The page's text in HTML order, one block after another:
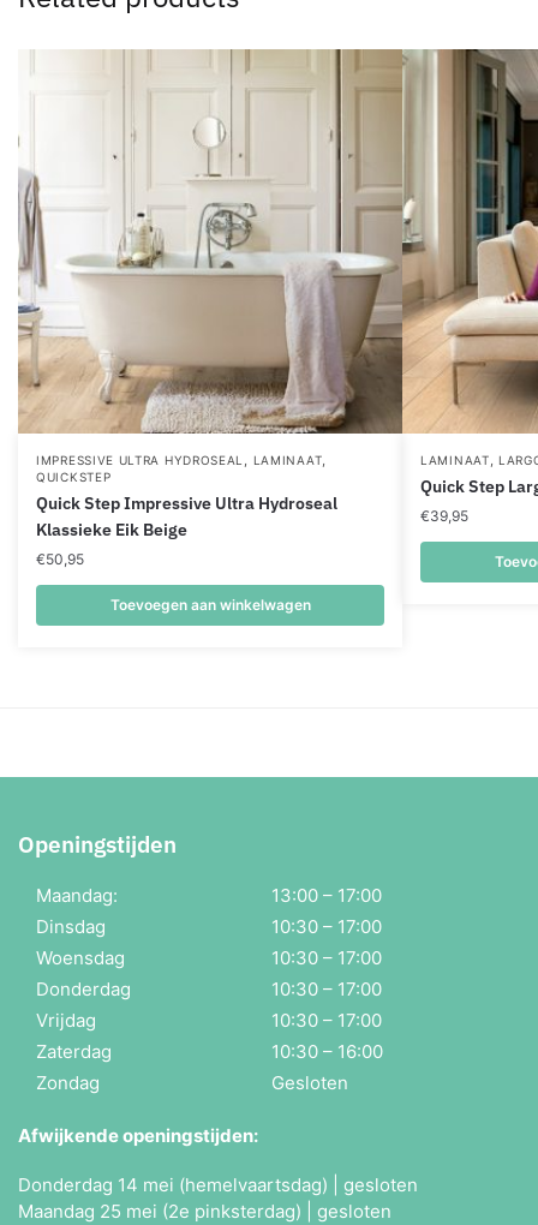
IMPRESSIVE ULTRA HYDROSEAL , LAMINAAT,
QUICKSTEP
Quick Step Impressive Ultra Hydroseal
Klassieke Eik Beige
€50,95
Toevoegen aan winkelwagen
LAMINAAT,
Quick Step
€39,95
Openingstijden
Maandag:
13:00 – 17:00
Dinsdag
10:30 – 17:00
Woensdag
10:30 – 17:00
Donderdag
10:30 – 17:00
Vrijdag
10:30 – 17:00
Zaterdag
10:30 – 16:00
Zondag
Gesloten
Afwijkende openingstijden:
Donderdag 14 mei (hemelvaartsdag) | gesloten
Maandag 25 mei (2e pinksterdag) | gesloten